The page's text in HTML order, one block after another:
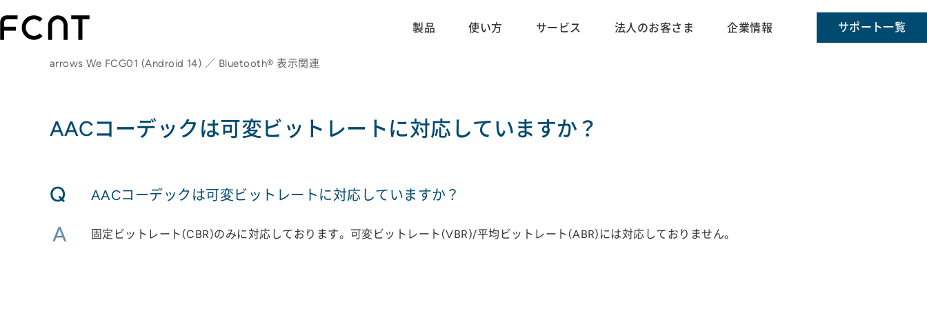
製品 使い方 サービス 法人のお客さま 企業情報 サポート一覧
arrows We FCG01 (Android 14) ／ Bluetooth® 表示関連
AACコーデックは可変ビットレートに対応していますか？
Q AACコーデックは可変ビットレートに対応していますか？
A 固定ビットレート(CBR)のみに対応しております。可変ビットレート(VBR)/平均ビットレート(ABR)には対応しておりません。